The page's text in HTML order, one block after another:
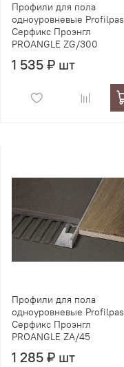
Профили для пола
одноуровневые Profilpas
Серфикс Проэнгл
PROANGLE ZG/300
1 535 ₽ шт
Профили для пола
одноуровневые Profilpas
Серфикс Проэнгл
PROANGLE ZA/45
1 285 ₽ шт